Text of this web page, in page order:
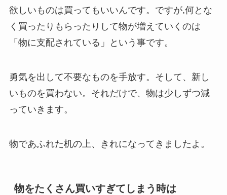
欲しいものは買ってもいいんです。ですが,何とな
く買ったりもらったりして物が増えていくのは
「物に支配されている」という事です。
勇気を出して不要なものを手放す。そして、新し
いものを買わない。それだけで、物は少しずつ減
っていきます。
物であふれた机の上、きれになってきましたよ。
物をたくさん買いすぎてしまう時は